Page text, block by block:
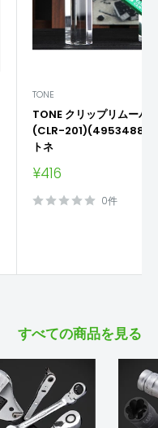
TONE
TONE クリップリムーバ
(CLR-
トネ
販
価
¥416
0件
すべての商品を見る